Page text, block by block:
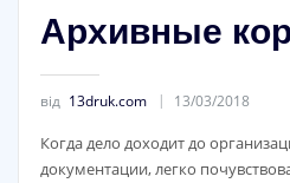
Архивные
від 13druk.com 13/03/2018
Когда дело доходит до
документации, легко